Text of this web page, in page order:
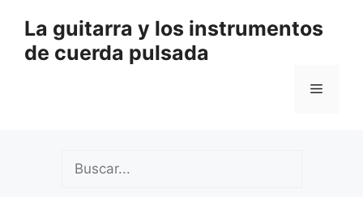
contenido
La guitarra y los instrumentos
de cuerda pulsada
Menú